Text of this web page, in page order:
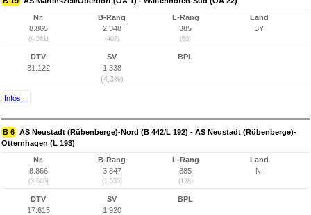
Nr.
8.865
(4.961)
B-Rang
2.348
(402)
L-Rang
385
(60)
Land
BY
DTV
31.122
SV
1.338
(4,3%)
BPL
Infos...
B 6 AS Neustadt (Rübenberge)-Nord (B 442/L 192) - AS Neustadt (Rübenberge)-
Otternhagen (L 193)
Nr.
8.866
(3.646)
B-Rang
3.847
(1.535)
L-Rang
385
(128)
Land
NI
DTV
17.615
SV
1.920
BPL